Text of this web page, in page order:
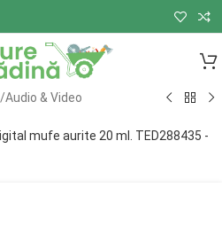
/Audio & Video